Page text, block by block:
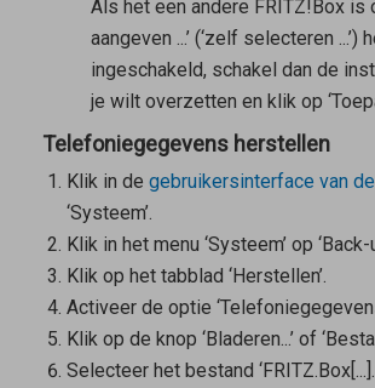
Als het een andere FRITZ!Box is
aangeven ...’ (‘zelf selecteren ...’)
ingeschakeld, schakel dan de
je wilt overzetten en klik op
Telefoniegegevens herstellen
Klik in de gebruikersinterface van
‘Systeem’.
Klik in het menu ‘Systeem’ op ‘Back-
Klik op het tabblad ‘Herstellen’.
Activeer de optie
Klik op de knop ‘Bladeren...’ of
Selecteer het bestand